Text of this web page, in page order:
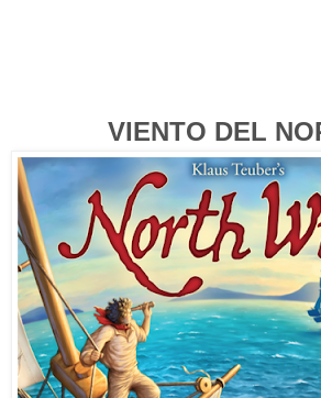
VIENTO DEL